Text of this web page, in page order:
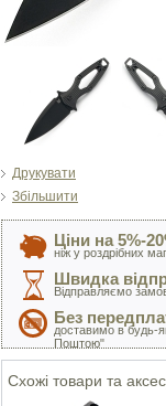
Друкувати
Збільшити
Ціни на 5%-
ніж у роздрібних
Швидка
Відправляємо
Без
доставимо в будь-
Поштою"
Схожі товари та